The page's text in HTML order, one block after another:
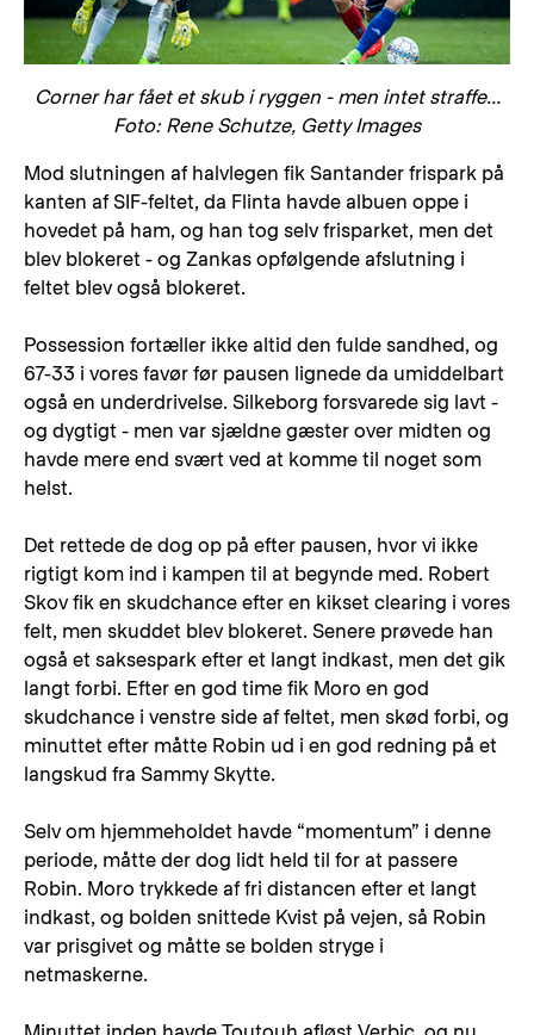
Corner har fået et skub i ryggen - men intet straffe...
Foto: Rene Schutze, Getty Images
Mod slutningen af halvlegen fik Santander frispark på
kanten af SIF-feltet, da Flinta havde albuen oppe i
hovedet på ham, og han tog selv frisparket, men det
blev blokeret - og Zankas opfølgende afslutning i
feltet blev også blokeret.
Possession fortæller ikke altid den fulde sandhed, og
67-33 i vores favør før pausen lignede da umiddelbart
også en underdrivelse. Silkeborg forsvarede sig lavt -
og dygtigt - men var sjældne gæster over midten og
havde mere end svært ved at komme til noget som
helst.
Det rettede de dog op på efter pausen, hvor vi ikke
rigtigt kom ind i kampen til at begynde med. Robert
Skov fik en skudchance efter en kikset clearing i vores
felt, men skuddet blev blokeret. Senere prøvede han
også et saksespark efter et langt indkast, men det gik
langt forbi. Efter en god time fik Moro en god
skudchance i venstre side af feltet, men skød forbi, og
minuttet efter måtte Robin ud i en god redning på et
langskud fra Sammy Skytte.
Selv om hjemmeholdet havde “momentum” i denne
periode, måtte der dog lidt held til for at passere
Robin. Moro trykkede af fri distancen efter et langt
indkast, og bolden snittede Kvist på vejen, så Robin
var prisgivet og måtte se bolden stryge i
netmaskerne.